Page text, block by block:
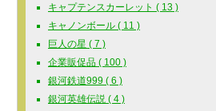
キャプテンスカーレット ( 13 )
キャノンボール ( 11 )
巨人の星 ( 7 )
企業販促品 ( 100 )
銀河鉄道999 ( 6 )
銀河英雄伝説 ( 4 )